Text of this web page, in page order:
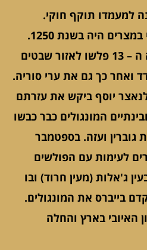
למעמדו תוקף חוקי.
היה בשנת 1250.
בשנות ה – 50 של המאה ה – 13 פלשו לאזור שבטים
ואחר כך גם את ערי סוריה.
יוסף ביקש את עזרתם
המונגולים כבר כבשו
גוברין ועזה. בספטמבר
לעימות עם הפולשים
ג'אלות (מעין חרוד) ובו
בייברס את המונגולים.
האיובי בארץ והחלה